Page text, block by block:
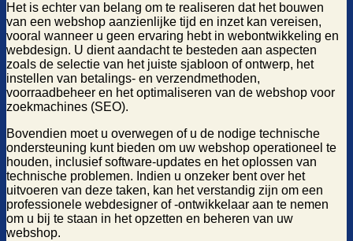
Het is echter van belang om te realiseren dat het bouwen
van een webshop aanzienlijke tijd en inzet kan vereisen,
vooral wanneer u geen ervaring hebt in webontwikkeling en
webdesign. U dient aandacht te besteden aan aspecten
zoals de selectie van het juiste sjabloon of ontwerp, het
instellen van betalings- en verzendmethoden,
voorraadbeheer en het optimaliseren van de webshop voor
zoekmachines (SEO).
Bovendien moet u overwegen of u de nodige technische
ondersteuning kunt bieden om uw webshop operationeel te
houden, inclusief software-updates en het oplossen van
technische problemen. Indien u onzeker bent over het
uitvoeren van deze taken, kan het verstandig zijn om een
professionele webdesigner of -ontwikkelaar aan te nemen
om u bij te staan in het opzetten en beheren van uw
webshop.